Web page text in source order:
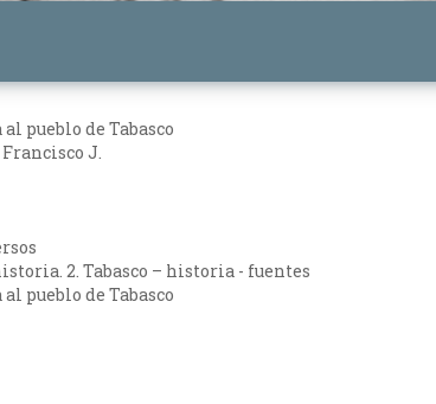
pueblo de Tabasco
J.
2. Tabasco – historia - fuentes
pueblo de Tabasco